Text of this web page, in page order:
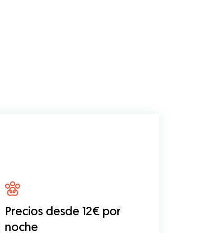
Precios desde 12€ por
noche